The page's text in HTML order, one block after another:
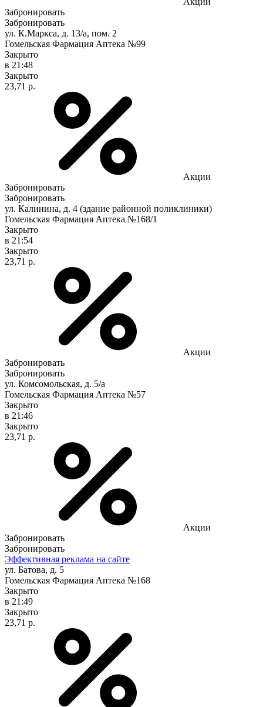
Забронировать
Забронировать
ул. К.Маркса, д. 13/а, пом. 2
Гомельская Фармация Аптека №99
Закрыто
в 21:48
Закрыто
23,71 р.
Акции
Забронировать
Забронировать
ул. Калинина, д. 4 (здание районной поликлиники)
Гомельская Фармация Аптека №168/1
Закрыто
в 21:54
Закрыто
23,71 р.
Акции
Забронировать
Забронировать
ул. Комсомольская, д. 5/а
Гомельская Фармация Аптека №57
Закрыто
в 21:46
Закрыто
23,71 р.
Акции
Забронировать
Забронировать
Эффективная реклама на сайте
ул. Батова, д. 5
Гомельская Фармация Аптека №168
Закрыто
в 21:49
Закрыто
23,71 р.